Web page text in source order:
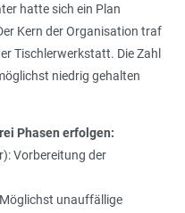
hatte sich ein Plan
Kern der Organisation traf
Tischlerwerkstatt. Die Zahl
niedrig gehalten
Phasen erfolgen:
Vorbereitung der
unauffällige